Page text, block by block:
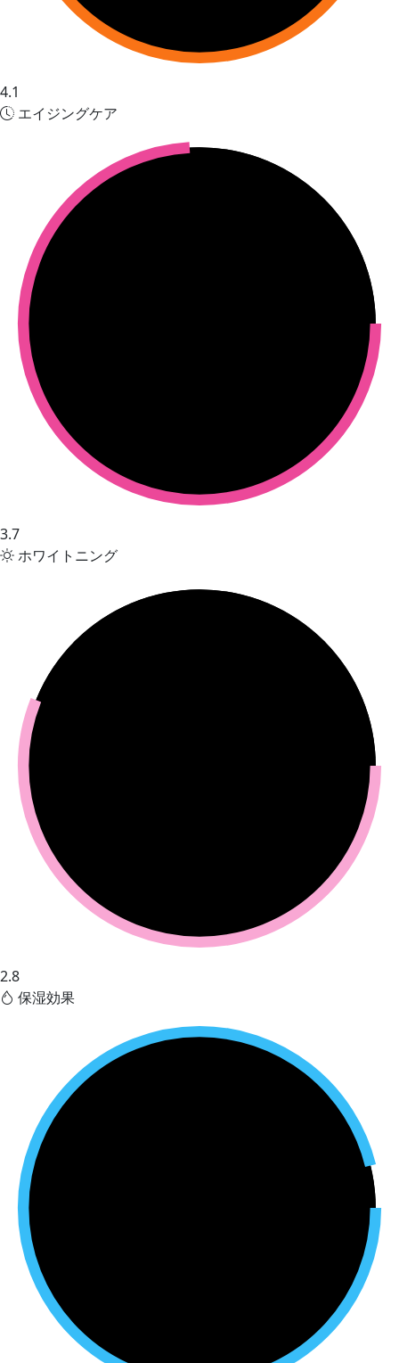
4.1
エイジングケア
3.7
ホワイトニング
2.8
保湿効果